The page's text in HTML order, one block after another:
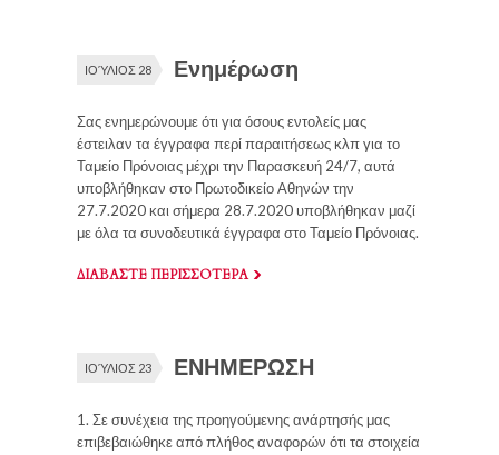
ΙΟΎΛΙΟΣ 28 Ενημέρωση
Σας ενημερώνουμε ότι για όσους εντολείς μας
έστειλαν τα έγγραφα περί παραιτήσεως κλπ για το
Ταμείο Πρόνοιας μέχρι την Παρασκευή 24/7, αυτά
υποβλήθηκαν στο Πρωτοδικείο Αθηνών την
27.7.2020 και σήμερα 28.7.2020 υποβλήθηκαν μαζί
με όλα τα συνοδευτικά έγγραφα στο Ταμείο Πρόνοιας.
ΔΙΑΒΑΣΤΕ ΠΕΡΙΣΣΟΤΕΡΑ
ΙΟΎΛΙΟΣ 23 ΕΝΗΜΕΡΩΣΗ
1. Σε συνέχεια της προηγούμενης ανάρτησής μας
επιβεβαιώθηκε από πλήθος αναφορών ότι τα στοιχεία